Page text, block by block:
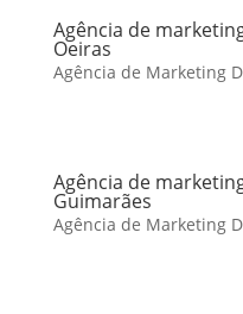
Agência de
Oeiras
Agência de Marketing
Agência de
Guimarães
Agência de Marketing